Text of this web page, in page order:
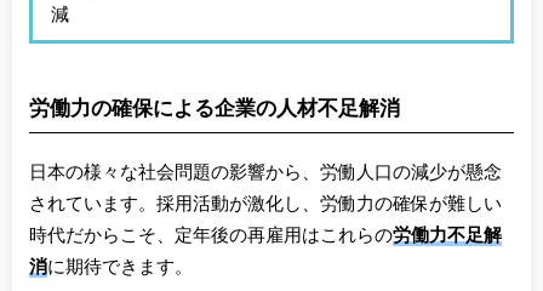
減
労働力の確保による企業の人材不足解消
日本の様々な社会問題の影響から、労働人口の減少が懸念
されています。採用活動が激化し、労働力の確保が難しい
時代だからこそ、定年後の再雇用はこれらの労働力不足解
消に期待できます。